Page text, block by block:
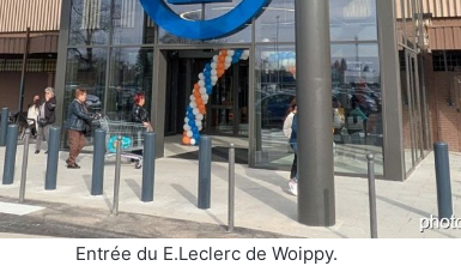
Entrée du E.Leclerc de Woippy.
2026
Jungeli et Helmut Fritz à
d’un nouveau festival de
à Amnéville
pour
l’édition
2026
de
«
Ça
tombe
comme
à
Gravelotte
7 août
cinéma
Ça